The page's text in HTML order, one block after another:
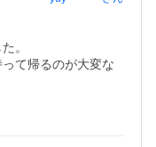
。
て帰るのが大変な